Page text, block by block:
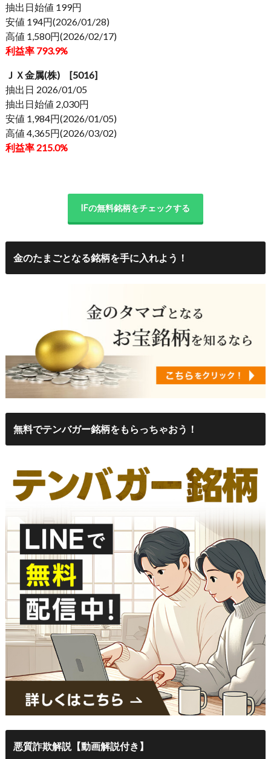
抽出日始値 199円
安値 194円(2026/01/28)
高値 1,580円(2026/02/17)
利益率 793.9%
ＪＸ金属(株) [5016]
抽出日 2026/01/05
抽出日始値 2,030円
安値 1,984円(2026/01/05)
高値 4,365円(2026/03/02)
利益率 215.0%
IFの無料銘柄をチェックする
金のたまごとなる銘柄を手に入れよう！
無料でテンバガー銘柄をもらっちゃおう！
悪質詐欺解説【動画解説付き】